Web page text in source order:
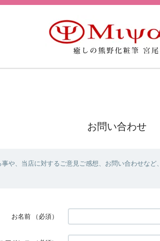
お問い合わせ
事や、当店に対するご意見ご感想、お問い合わせな
お名前 （必須）